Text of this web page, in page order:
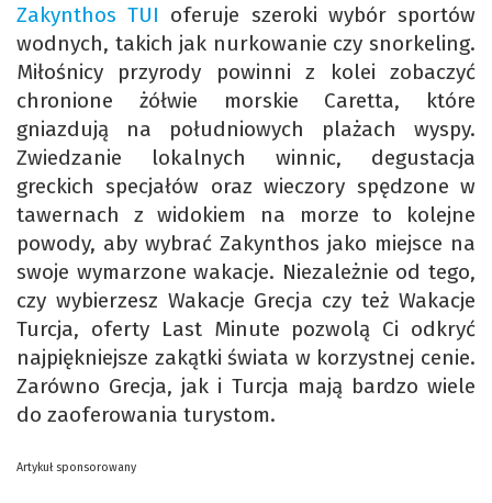
Zakynthos TUI oferuje szeroki wybór sportów
wodnych, takich jak nurkowanie czy snorkeling.
Miłośnicy przyrody powinni z kolei zobaczyć
chronione żółwie morskie Caretta, które
gniazdują na południowych plażach wyspy.
Zwiedzanie lokalnych winnic, degustacja
greckich specjałów oraz wieczory spędzone w
tawernach z widokiem na morze to kolejne
powody, aby wybrać Zakynthos jako miejsce na
swoje wymarzone wakacje. Niezależnie od tego,
czy wybierzesz Wakacje Grecja czy też Wakacje
Turcja, oferty Last Minute pozwolą Ci odkryć
najpiękniejsze zakątki świata w korzystnej cenie.
Zarówno Grecja, jak i Turcja mają bardzo wiele
do zaoferowania turystom.
Artykuł sponsorowany